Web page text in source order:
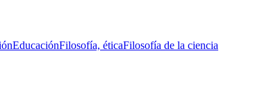
EducaciónFilosofía, éticaFilosofía de la ciencia